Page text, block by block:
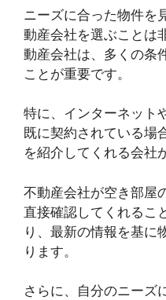
ニーズに合った物件を
動産会社を選ぶことは
動産会社は、多くの条
ことが重要です。
特に、インターネット
既に契約されている場
を紹介してくれる会社
不動産会社が空き部屋
直接確認してくれるこ
り、最新の情報を基に
ります。
さらに、自分のニーズ